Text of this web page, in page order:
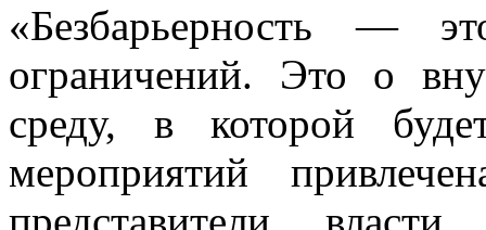
«Безбарьерность —
ограничений. Это о
среду, в которой
мероприятий
представители